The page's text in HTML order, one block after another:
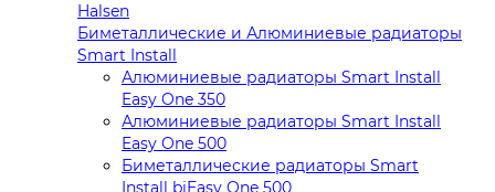
Halsen
Биметаллические и Алюминиевые радиаторы
Smart Install
Алюминиевые радиаторы Smart Install
Easy One 350
Алюминиевые радиаторы Smart Install
Easy One 500
Биметаллические радиаторы Smart
Install biEasy One 500